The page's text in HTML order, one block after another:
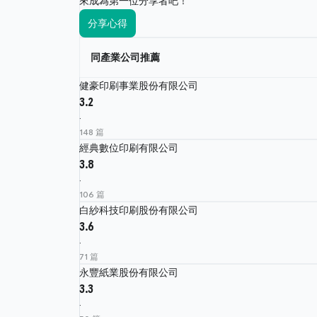
分享心得
同產業公司推薦
健豪印刷事業股份有限公司
3.2
·
148 篇
經典數位印刷有限公司
3.8
·
106 篇
白紗科技印刷股份有限公司
3.6
·
71 篇
永豐紙業股份有限公司
3.3
·